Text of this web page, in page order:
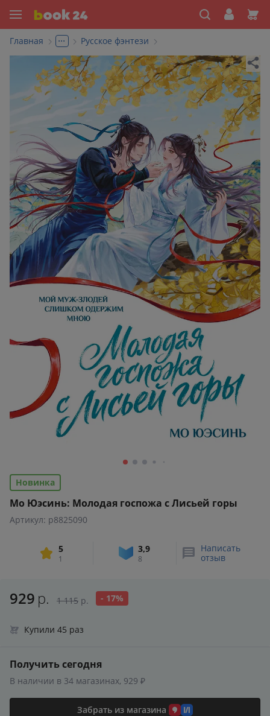
Главная ... Русское фэнтези
Новинка
Мо Юэсинь: Молодая госпожа с Лисьей горы
Артикул: p8825090
5
1
3,9
8
Написать
отзыв
929 р. 1 115 р. - 17%
Купили 45 раз
Получить сегодня
В наличии в 34 магазинах, 929 ₽
Забрать из магазина